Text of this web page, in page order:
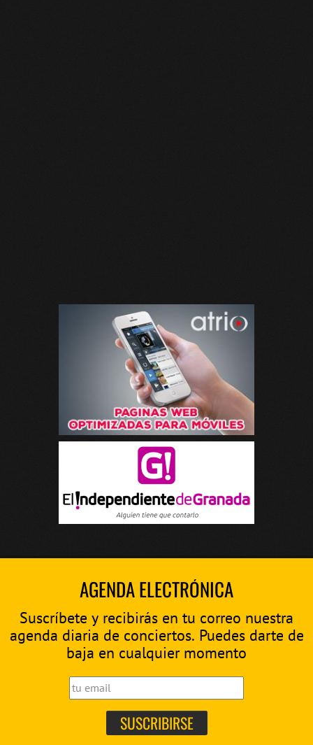
AGENDA ELECTRÓNICA
Suscríbete y recibirás en tu correo nuestra
agenda diaria de conciertos. Puedes darte de
baja en cualquier momento